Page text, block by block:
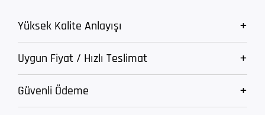
Yüksek Kalite Anlayışı
Uygun Fiyat / Hızlı Teslimat
Güvenli Ödeme